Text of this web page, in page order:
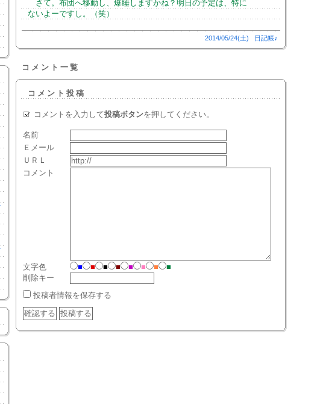
さて。布団へ移動し、爆睡しますかね？明日の予定は、特に
ないよーですし。（笑）
2014/05/24(土) 日記帳♪
コメント一覧
コメント投稿
コメントを入力して投稿ボタンを押してください。
名前
Ｅメール
ＵＲＬ
コメント
文字色 ■ ■ ■ ■ ■ ■ ■
■
削除キー
投稿者情報を保存する